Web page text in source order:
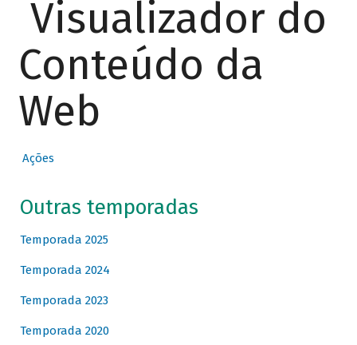
Visualizador do
Conteúdo da
Web
Ações
Outras temporadas
Temporada 2025
Temporada 2024
Temporada 2023
Temporada 2020